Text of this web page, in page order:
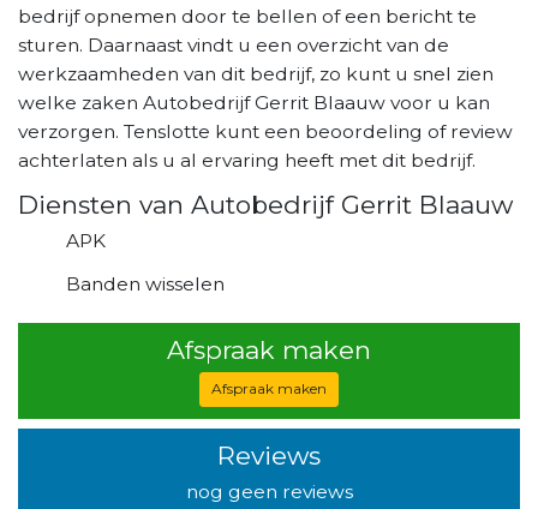
bedrijf opnemen door te bellen of een bericht te
sturen. Daarnaast vindt u een overzicht van de
werkzaamheden van dit bedrijf, zo kunt u snel zien
welke zaken Autobedrijf Gerrit Blaauw voor u kan
verzorgen. Tenslotte kunt een beoordeling of review
achterlaten als u al ervaring heeft met dit bedrijf.
Diensten van Autobedrijf Gerrit Blaauw
APK
Banden wisselen
Afspraak maken
Afspraak maken
Reviews
nog geen reviews